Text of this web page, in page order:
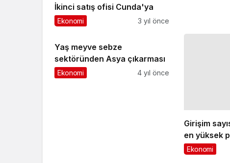
Ekonomi 4 yıl önce
sektörü
E-posta adresiniz yayınlanmayacak. Gerekli